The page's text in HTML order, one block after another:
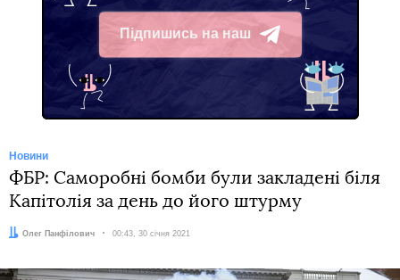
Підпишись на наш
Telegram
Новини
ФБР: Саморобні бомби були закладені біля
Капітолія за день до його штурму
Автор:
Олег Панфілович Дата:
00:43, 30 січня 2021